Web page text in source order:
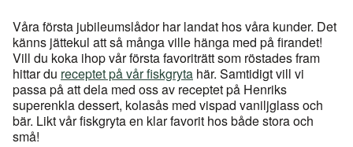
Våra första jubileumslådor har landat hos våra kunder. Det
känns jättekul att så många ville hänga med på firandet!
Vill du koka ihop vår första favoriträtt som röstades fram
hittar du receptet på vår fiskgryta här. Samtidigt vill vi
passa på att dela med oss av receptet på Henriks
superenkla dessert, kolasås med vispad vaniljglass och
bär. Likt vår fiskgryta en klar favorit hos både stora och
små!